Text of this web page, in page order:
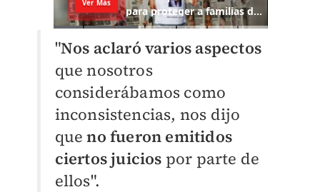
"Nos aclaró varios aspectos
que nosotros
considerábamos como
inconsistencias, nos dijo
queno fueron emitidos
ciertos juicios por parte de
ellos".